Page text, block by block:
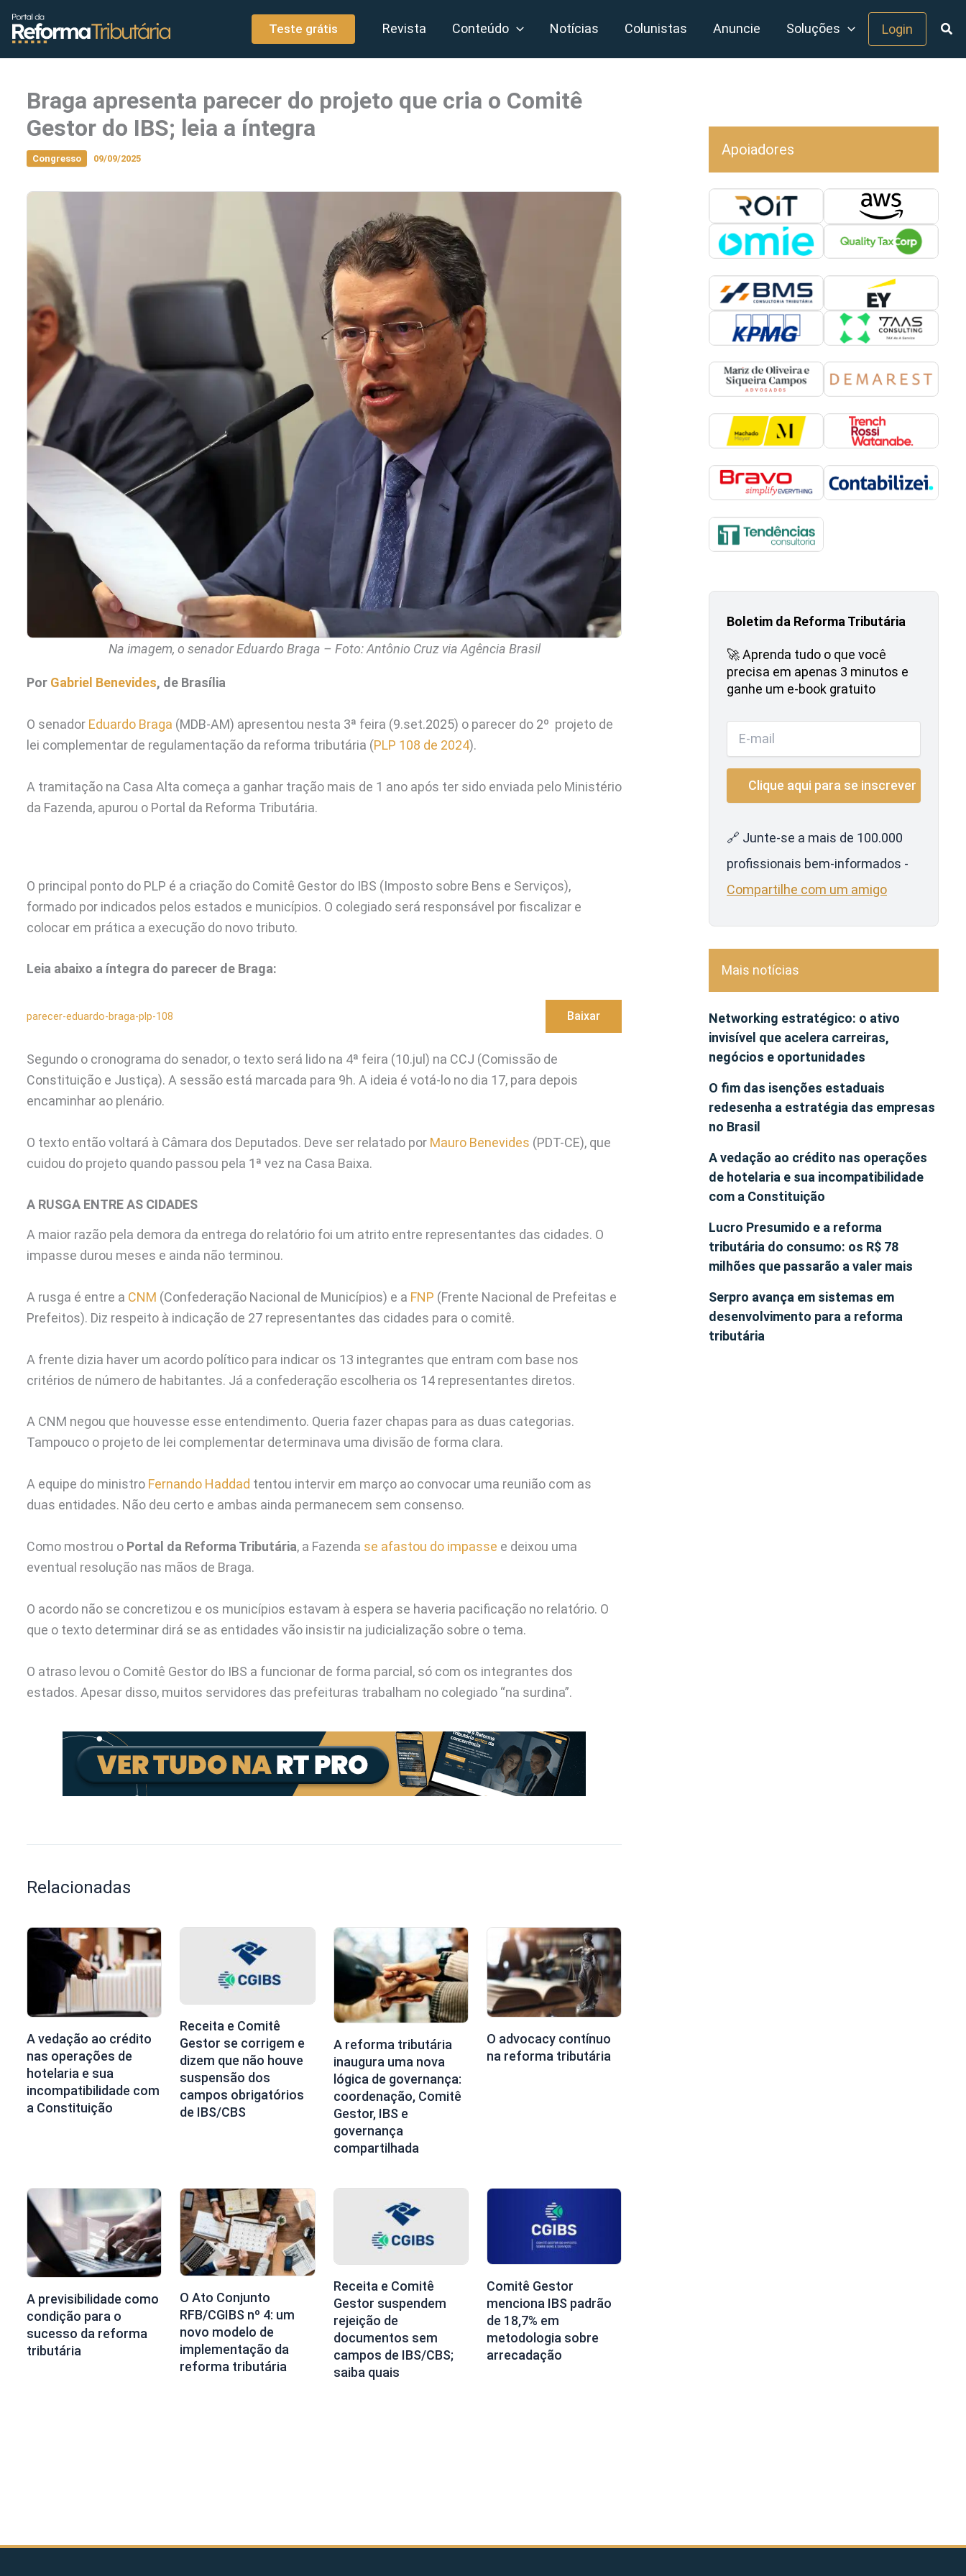
conteúdo
Teste grátis Revista Conteúdo Notícias Colunistas Anuncie Soluções Login
Braga apresenta parecer do projeto que cria o Comitê
Gestor do IBS; leia a íntegra
Congresso 09/09/2025
Na imagem, o senador Eduardo Braga – Foto: Antônio Cruz via Agência Brasil
Por Gabriel Benevides, de Brasília
O senador Eduardo Braga (MDB-AM) apresentou nesta 3ª feira (9.set.2025) o parecer do 2º projeto de
lei complementar de regulamentação da reforma tributária (PLP 108 de 2024).
A tramitação na Casa Alta começa a ganhar tração mais de 1 ano após ter sido enviada pelo Ministério
da Fazenda, apurou o Portal da Reforma Tributária.
O principal ponto do PLP é a criação do Comitê Gestor do IBS (Imposto sobre Bens e Serviços),
formado por indicados pelos estados e municípios. O colegiado será responsável por fiscalizar e
colocar em prática a execução do novo tributo.
Leia abaixo a íntegra do parecer de Braga:
parecer-eduardo-braga-plp-108 Baixar
Segundo o cronograma do senador, o texto será lido na 4ª feira (10.jul) na CCJ (Comissão de
Constituição e Justiça). A sessão está marcada para 9h. A ideia é votá-lo no dia 17, para depois
encaminhar ao plenário.
O texto então voltará à Câmara dos Deputados. Deve ser relatado por Mauro Benevides (PDT-CE), que
cuidou do projeto quando passou pela 1ª vez na Casa Baixa.
A RUSGA ENTRE AS CIDADES
A maior razão pela demora da entrega do relatório foi um atrito entre representantes das cidades. O
impasse durou meses e ainda não terminou.
A rusga é entre a CNM (Confederação Nacional de Municípios) e a FNP (Frente Nacional de Prefeitas e
Prefeitos). Diz respeito à indicação de 27 representantes das cidades para o comitê.
A frente dizia haver um acordo político para indicar os 13 integrantes que entram com base nos
critérios de número de habitantes. Já a confederação escolheria os 14 representantes diretos.
A CNM negou que houvesse esse entendimento. Queria fazer chapas para as duas categorias.
Tampouco o projeto de lei complementar determinava uma divisão de forma clara.
A equipe do ministro Fernando Haddad tentou intervir em março ao convocar uma reunião com as
duas entidades. Não deu certo e ambas ainda permanecem sem consenso.
Como mostrou o Portal da Reforma Tributária, a Fazenda se afastou do impasse e deixou uma
eventual resolução nas mãos de Braga.
O acordo não se concretizou e os municípios estavam à espera se haveria pacificação no relatório. O
que o texto determinar dirá se as entidades vão insistir na judicialização sobre o tema.
O atraso levou o Comitê Gestor do IBS a funcionar de forma parcial, só com os integrantes dos
estados. Apesar disso, muitos servidores das prefeituras trabalham no colegiado “na surdina”.
Relacionadas
A vedação ao crédito
nas operações de
hotelaria e sua
incompatibilidade com
a Constituição
Receita e Comitê
Gestor se corrigem e
dizem que não houve
suspensão dos
campos obrigatórios
de IBS/CBS
A reforma tributária
inaugura uma nova
lógica de governança:
coordenação, Comitê
Gestor, IBS e
governança
compartilhada
O advocacy contínuo
na reforma tributária
A previsibilidade como
condição para o
sucesso da reforma
tributária
O Ato Conjunto
RFB/CGIBS nº 4: um
novo modelo de
implementação da
reforma tributária
Receita e Comitê
Gestor suspendem
rejeição de
documentos sem
campos de IBS/CBS;
saiba quais
Comitê Gestor
menciona IBS padrão
de 18,7% em
metodologia sobre
arrecadação
Apoiadores
Boletim da Reforma Tributária
🚀 Aprenda tudo o que você
precisa em apenas 3 minutos e
ganhe um e-book gratuito
🔗 Junte-se a mais de 100.000
profissionais bem-informados -
Compartilhe com um amigo
Mais notícias
Networking estratégico: o ativo
invisível que acelera carreiras,
negócios e oportunidades
O fim das isenções estaduais
redesenha a estratégia das empresas
no Brasil
A vedação ao crédito nas operações
de hotelaria e sua incompatibilidade
com a Constituição
Lucro Presumido e a reforma
tributária do consumo: os R$ 78
milhões que passarão a valer mais
Serpro avança em sistemas em
desenvolvimento para a reforma
tributária